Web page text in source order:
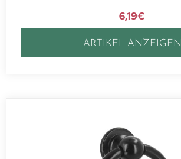
6,19€
ARTIKEL ANZEIGEN